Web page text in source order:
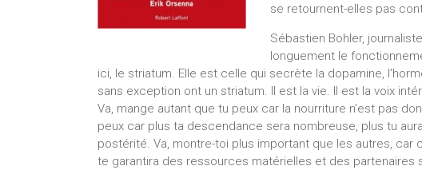
se retournent-elles pas
Sébastien Bohler,
longuement le
ici, le striatum. Elle est celle qui secrète la dopamine,
sans exception ont un striatum. Il est la vie. Il est la voix
Va, mange autant que tu peux car la nourriture n’est pas
peux car plus ta descendance sera nombreuse, plus tu
postérité. Va, montre-toi plus important que les autres, car
te garantira des ressources matérielles et des partenaires